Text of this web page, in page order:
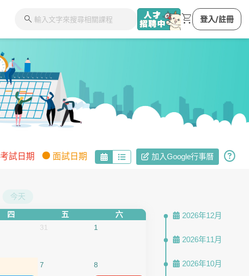
考試日期 面試日期 加入Google行事曆
今天
四 五 六
31 1
7 8
2026年12月
2026年11月
2026年10月
search shopping_cart 登入/註冊